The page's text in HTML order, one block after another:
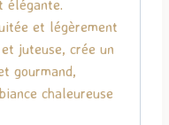
élégante.
et légèrement
juteuse, crée un
gourmand,
chaleureuse